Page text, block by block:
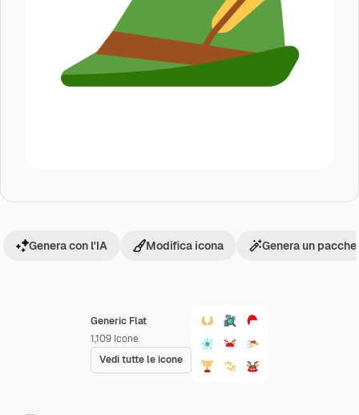
Generic Flat
1,109 Icone
Vedi tutte le icone
Genera con l'IA Modifica icona Genera un